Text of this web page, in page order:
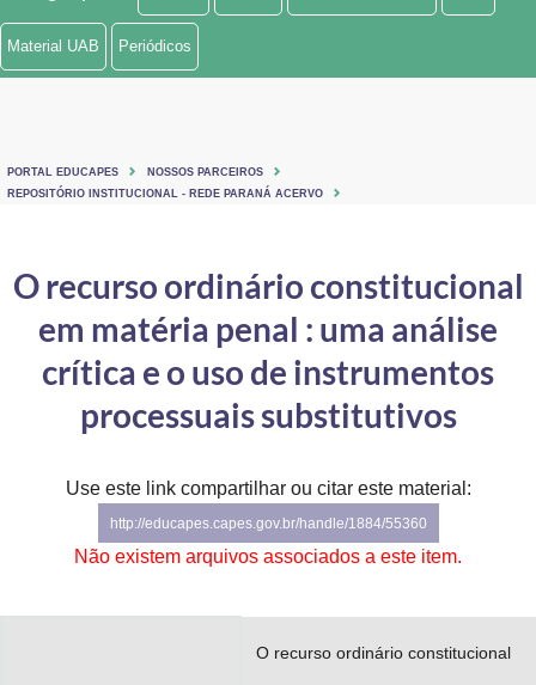
Ministério de Minas e Energia
Ministério do Turismo
Controladoria-Geral da União
Ministério da Mulher, da Família e dos Direitos Humanos
Gabinete de Segurança Institucional
Advocacia-Geral da União
Material UAB Periódicos
PORTAL EDUCAPES
NOSSOS PARCEIROS
REPOSITÓRIO INSTITUCIONAL - REDE PARANÁ ACERVO
O recurso ordinário constitucional
em matéria penal : uma análise
crítica e o uso de instrumentos
processuais substitutivos
Use este link compartilhar ou citar este material:
http://educapes.capes.gov.br/handle/1884/55360
Não existem arquivos associados a este item.
O recurso ordinário constitucional